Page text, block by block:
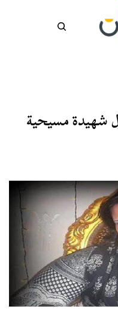
شهيدة مسيحية